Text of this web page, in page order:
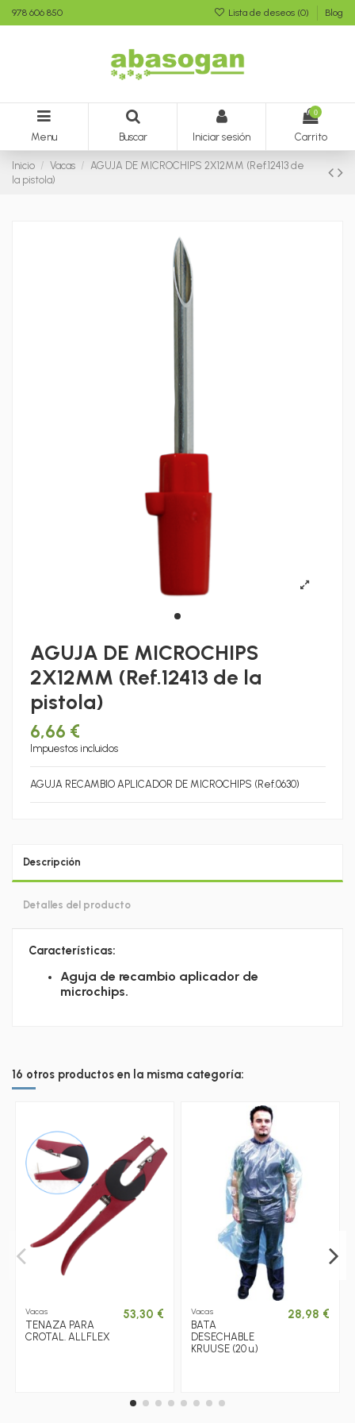
978 606 850 Lista de deseos (0) Blog
Menu Buscar Iniciar sesión
0
Carrito
Inicio Vacas
AGUJA DE MICROCHIPS 2X12MM (Ref.12413 de
la pistola)
AGUJA DE MICROCHIPS
2X12MM (Ref.12413 de la
pistola)
6,66 €
Impuestos incluidos
AGUJA RECAMBIO APLICADOR DE MICROCHIPS (Ref.0630)
Descripción
Detalles del producto
Características:
Aguja de recambio aplicador de
microchips.
16 otros productos en la misma categoría:
Vacas
TENAZA PARA
CROTAL. ALLFLEX
53,30 € Vacas
BATA
DESECHABLE
KRUUSE (20 u.)
28,98 €